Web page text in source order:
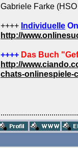
Gabriele Farke (HSO
++++ Individuelle
http://
++++ Das Buch
http://
chats-onlinespiele-